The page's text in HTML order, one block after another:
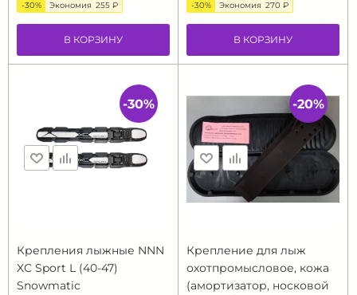
-30% Экономия 255 ₽
В КОРЗИНУ
-30% Экономия 270 ₽
В КОРЗИНУ
Крепления лыжные NNN
XC Sport L (40-47)
Snowmatic
-30%
Крепление для лыж
охотпромысловое, кожа
(амортизатор, носковой
-20%